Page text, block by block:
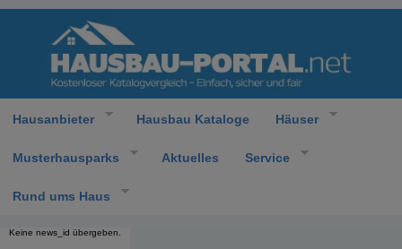
Hausanbieter Hausbau Kataloge Häuser
Musterhausparks Aktuelles Service
Rund ums Haus
Keine news_id übergeben.